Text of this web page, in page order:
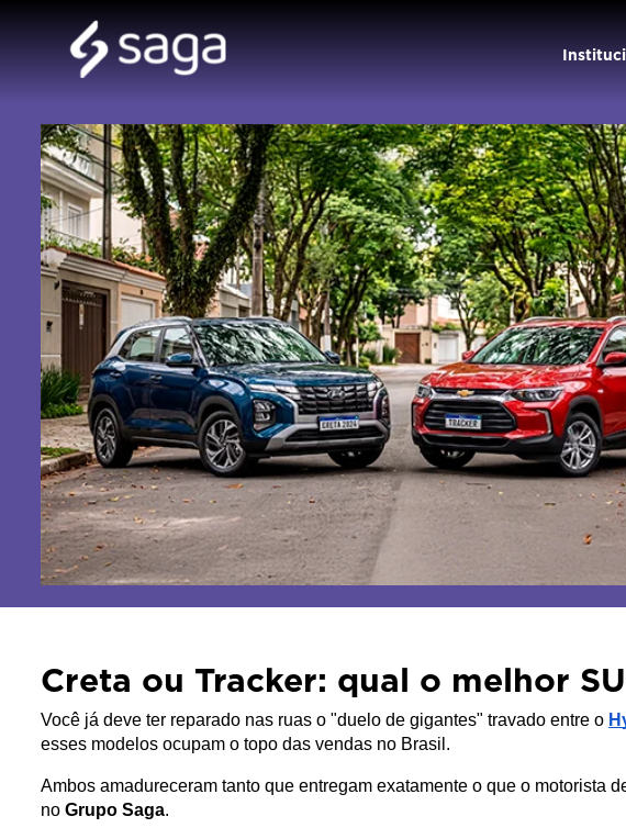
Creta ou Tracker: qual o melhor
Você já deve ter reparado nas ruas o "duelo de gigantes" travado entre o
esses modelos ocupam o topo das vendas no Brasil.
Ambos amadureceram tanto que entregam exatamente o que o motorista
no Grupo Saga.